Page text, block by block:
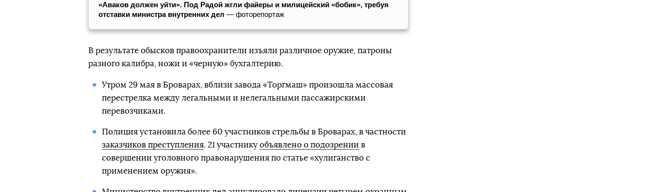
«Аваков должен уйти». Под Радой жгли файеры и милицейский «бобик», требуя
отставки министра внутренних дел — фоторепортаж
В результате обысков правоохранители изъяли различное оружие, патроны
разного калибра, ножи и «черную» бухгалтерию.
Утром 29 мая в Броварах, вблизи завода «Торгмаш» произошла массовая
перестрелка между легальными и нелегальными пассажирскими
перевозчиками.
Полиция установила более 60 участников стрельбы в Броварах, в частности
заказчиков преступления. 21 участнику объявлено о подозрении в
совершении уголовного правонарушения по статье «хулиганство с
применением оружия».